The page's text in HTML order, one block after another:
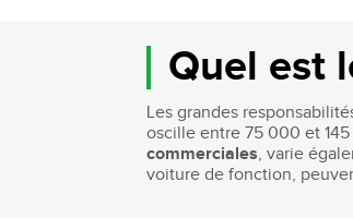
Quel est
Les grandes
oscille entre 75 000 et
commerciales, varie
voiture de fonction,